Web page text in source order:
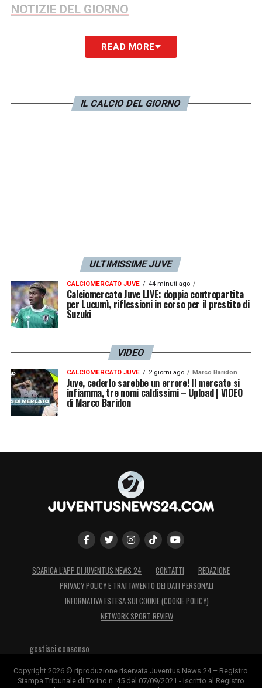
NOTIZIE DEL GIORNO
Per sopperire alle assenze e premiare il
percorso delle giovanili, sono stati
vivere l’emozione della prima squadra in una
notte così speciale. I giovani talenti
Centrocampisti: Casadei, Gineitis, Ilic, Ilkhan,
Prati, Tameze, Vlasic
Attaccanti: Adams, Gabellini, Kulenovic, Njie,
Simeone, Zapata
LA PLAYLIST DELLE NOSTRE TOP NEWS
READ MORE
IL CALCIO DEL GIORNO
ULTIMISSIME JUVE
CALCIOMERCATO JUVE 44 minuti ago
Calciomercato Juve LIVE: doppia contropartita
per Lucumì, riflessioni in corso per il prestito di
Suzuki
VIDEO
CALCIOMERCATO JUVE 2 giorni ago Marco Baridon
Juve, cederlo sarebbe un errore! Il mercato si
infiamma, tre nomi caldissimi – Upload | VIDEO
di Marco Baridon
SCARICA L’APP DI JUVENTUS NEWS 24 CONTATTI
REDAZIONE
PRIVACY POLICY E TRATTAMENTO DEI DATI PERSONALI
INFORMATIVA ESTESA SUI COOKIE (COOKIE POLICY)
NETWORK SPORT REVIEW
gestisci consenso
Copyright 2026 © riproduzione riservata Juventus News 24 – Registro
Stampa Tribunale di Torino n. 45 del 07/09/2021 - Iscritto al Registro